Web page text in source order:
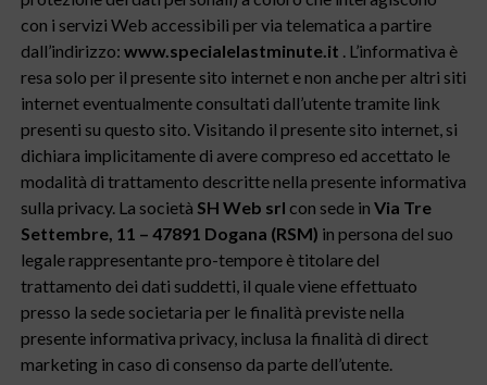
con i servizi Web accessibili per via telematica a partire
dall’indirizzo: www.specialelastminute.it . L’informativa è
resa solo per il presente sito internet e non anche per altri siti
internet eventualmente consultati dall’utente tramite link
presenti su questo sito. Visitando il presente sito internet, si
dichiara implicitamente di avere compreso ed accettato le
modalità di trattamento descritte nella presente informativa
sulla privacy. La società SH Web srl con sede in Via Tre
Settembre, 11 – 47891 Dogana (RSM) in persona del suo
legale rappresentante pro-tempore è titolare del
trattamento dei dati suddetti, il quale viene effettuato
presso la sede societaria per le finalità previste nella
presente informativa privacy, inclusa la finalità di direct
marketing in caso di consenso da parte dell’utente.